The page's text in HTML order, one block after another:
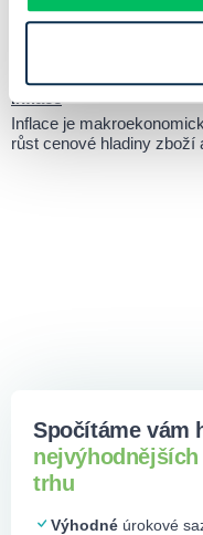
Životní pojištění je
ochrana vás a vaší
situacemi, jako jsou smrt,
Inflace
Inflace je
růst cenové hladiny zboží
Spočítáme vám
trhu
Výhodné úrokové